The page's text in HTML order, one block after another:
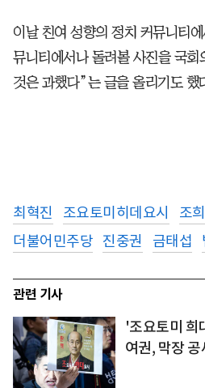
이날 친여 성향의 정치 커뮤니티
뮤니티에서나 돌려볼 사진을 국회
것은 과했다”는 글을 올리기도 했
최혁진 조요토미히데요시
조
더불어민주당 진중권 금태섭
관련 기사
'조요토미 희
여권, 막장 공